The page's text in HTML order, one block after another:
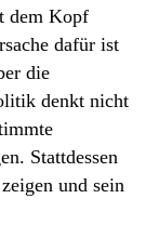
dem Kopf
dafür ist
die
denkt nicht
Stattdessen
und sein